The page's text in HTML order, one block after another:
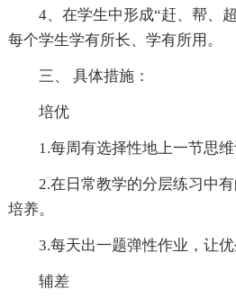
4、在学生中形成“赶、帮、
每个学生学有所长、学有所用。
三、 具体措施：
培优
1.每周有选择性地上一节思维
2.在日常教学的分层练习中
培养。
3.每天出一题弹性作业，让优
辅差